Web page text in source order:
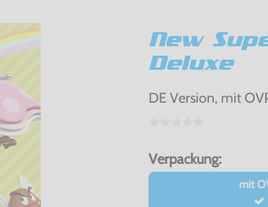
New
Deluxe
DE Version, mit
Verpackung:
mit